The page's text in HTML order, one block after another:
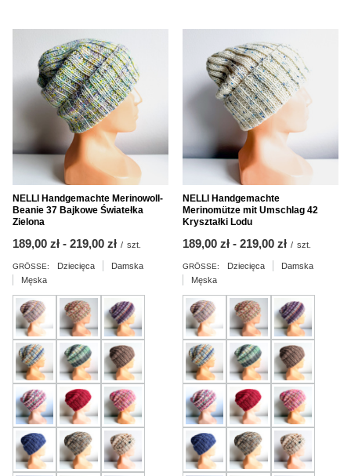
NELLI Handgemachte Merinowoll-
Beanie 37 Bajkowe Światełka
Zielona
ab
189,00 zł - bis
219,00 zł / szt.
GRÖSSE: Dziecięca
Damska
Męska
NELLI Handgemachte
Merinomütze mit Umschlag 42
Kryształki Lodu
ab
189,00 zł - bis
219,00 zł / szt.
GRÖSSE: Dziecięca
Damska
Męska